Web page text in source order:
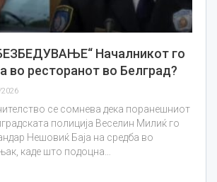
Началникот го
во ресторанот во Белград?
се сомнева дека поранешниот
полиција Веселин Милиќ го
Нешовиќ Баја на средба во
каде што подоцна…